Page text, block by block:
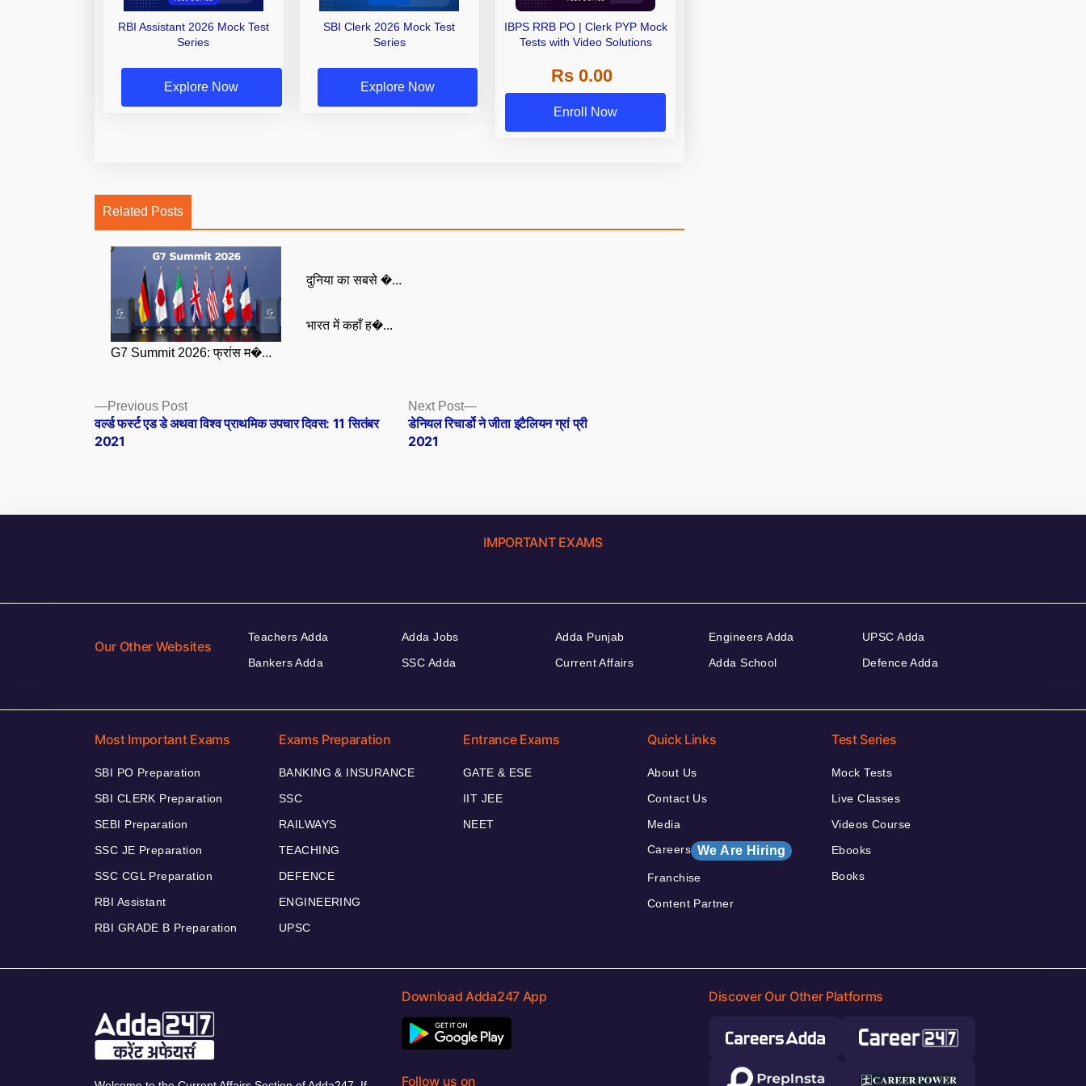
RBI Assistant 2026 Mock Test
Series
Explore Now
SBI Clerk 2026 Mock Test
Series
Explore Now
IBPS RRB PO | Clerk PYP Mock
Tests with Video Solutions
Rs 0.00
Enroll Now
Related Posts
G7 Summit 2026: फ्रांस म�...
दुनिया का सबसे �...
भारत में कहाँ ह�...
Posts
navigation
Previous PostPrevious
post:
वर्ल्‍ड फर्स्ट एड डे अथवा विश्व प्राथमिक उपचार दिवस: 11 सितंबर
2021
Next Post
Next
post:
डेनियल रिचार्डो ने जीता इटैलियन ग्रां प्री
2021
IMPORTANT EXAMS
Our Other Websites
Teachers Adda
Bankers Adda
Adda Jobs
SSC Adda
Adda Punjab
Current Affairs
Engineers Adda
Adda School
UPSC Adda
Defence Adda
Most Important Exams
SBI PO Preparation
SBI CLERK Preparation
SEBI Preparation
SSC JE Preparation
SSC CGL Preparation
RBI Assistant
RBI GRADE B Preparation
Exams Preparation
BANKING & INSURANCE
SSC
RAILWAYS
TEACHING
DEFENCE
ENGINEERING
UPSC
Entrance Exams
GATE & ESE
IIT JEE
NEET
Quick Links
About Us
Contact Us
Media
Careers We Are Hiring
Franchise
Content Partner
Test Series
Mock Tests
Live Classes
Videos Course
Ebooks
Books
Download Adda247 App
Follow us on
Discover Our Other Platforms